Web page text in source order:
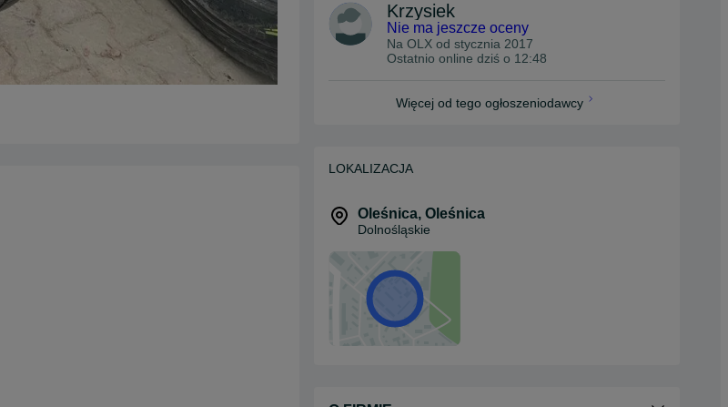
Krzysiek
Nie ma jeszcze oceny
Na OLX od stycznia 2017
Ostatnio online dziś o 12:48
Więcej od tego ogłoszeniodawcy
LOKALIZACJA
Oleśnica, Oleśnica
Dolnośląskie